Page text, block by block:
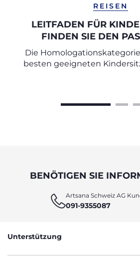
REISEN
LEITFADEN FÜR
FINDEN SIE DEN
Die
besten geeigneten
BENÖTIGEN SIE
Artsana Schweiz AG
091-9355087
Unterstützung